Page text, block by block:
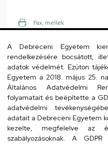
Fax, mellék
Weboldal
Simon DiánaPhD
A Debreceni Egyetem
rendelkezésére bocsátott,
adatok védelmét. Ezúton
Egyetem a 2018. május 25.
Általános Adatvédelmi
folyamatait és beépítette a
adatvédelmi
adatait a Debreceni Egyetem
kezelte, megfelelve az
szabályozásoknak. A